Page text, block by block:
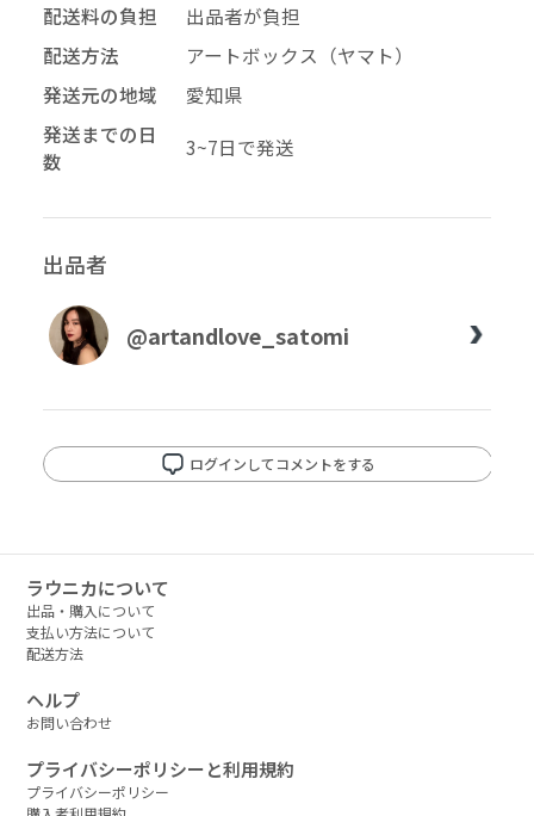
配送料の負担
出品者が負担
配送方法
アートボックス（ヤマト）
発送元の地域
愛知県
発送までの日
数
3~7日で発送
出品者
@artandlove_satomi
ログインしてコメントをする
ラウニカについて
出品・購入について
支払い方法について
配送方法
ヘルプ
お問い合わせ
プライバシーポリシーと利用規約
プライバシーポリシー